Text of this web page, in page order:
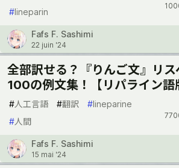
#lineparin
Fafs F. Sashimi
22 juin '24
全部訳せる？『りんご文』リス
100の例文集！【リパライン語
#人工言語 #翻訳 #lineparine
#人間
Fafs F. Sashimi
15 mai '24